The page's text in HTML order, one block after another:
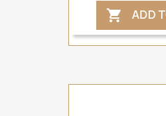
 ADD